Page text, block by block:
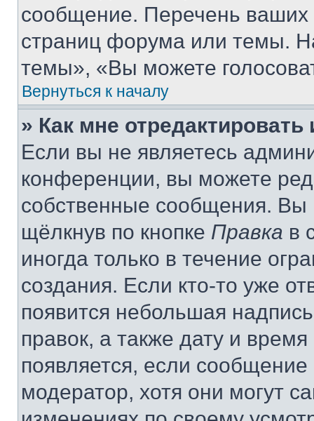
сообщение. Перечень ваших
страниц форума или темы.
темы», «Вы можете
Вернуться к началу
» Как мне
Если вы не являетесь
конференции, вы можете
собственные сообщения. Вы
щёлкнув по кнопке Правка в
иногда только в течение
создания. Если кто-то уже
появится небольшая
правок, а также дату и
появляется, если
модератор, хотя они могут